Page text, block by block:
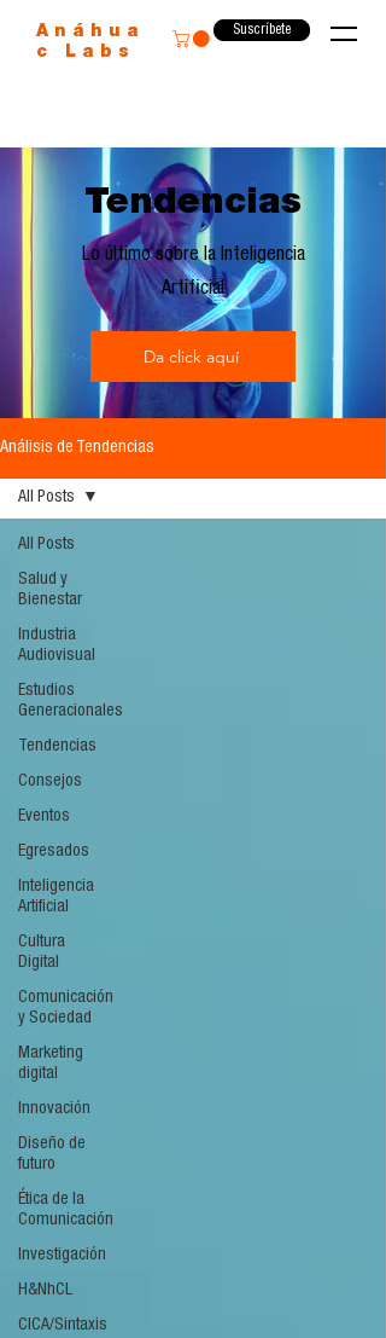
Anáhua
c Labs
Suscríbete
Tendencias
Lo último sobre la Inteligencia
Artificial
Da click aquí
Análisis de Tendencias
All Posts
Salud y
Bienestar
Industria
Audiovisual
Estudios
Generacionales
Tendencias
Consejos
Eventos
Egresados
Inteligencia
Artificial
Cultura
Digital
Comunicación
y Sociedad
Marketing
digital
Innovación
Diseño de
futuro
Ética de la
Comunicación
Investigación
H&NhCL
CICA/Sintaxis
All Posts